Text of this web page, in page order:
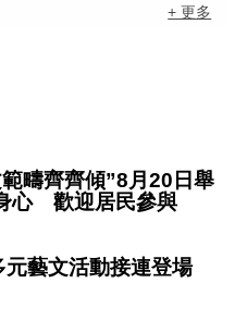
+ 更多
疇齊齊傾”8月20日舉
心 歡迎居民參與
藝文活動接連登場